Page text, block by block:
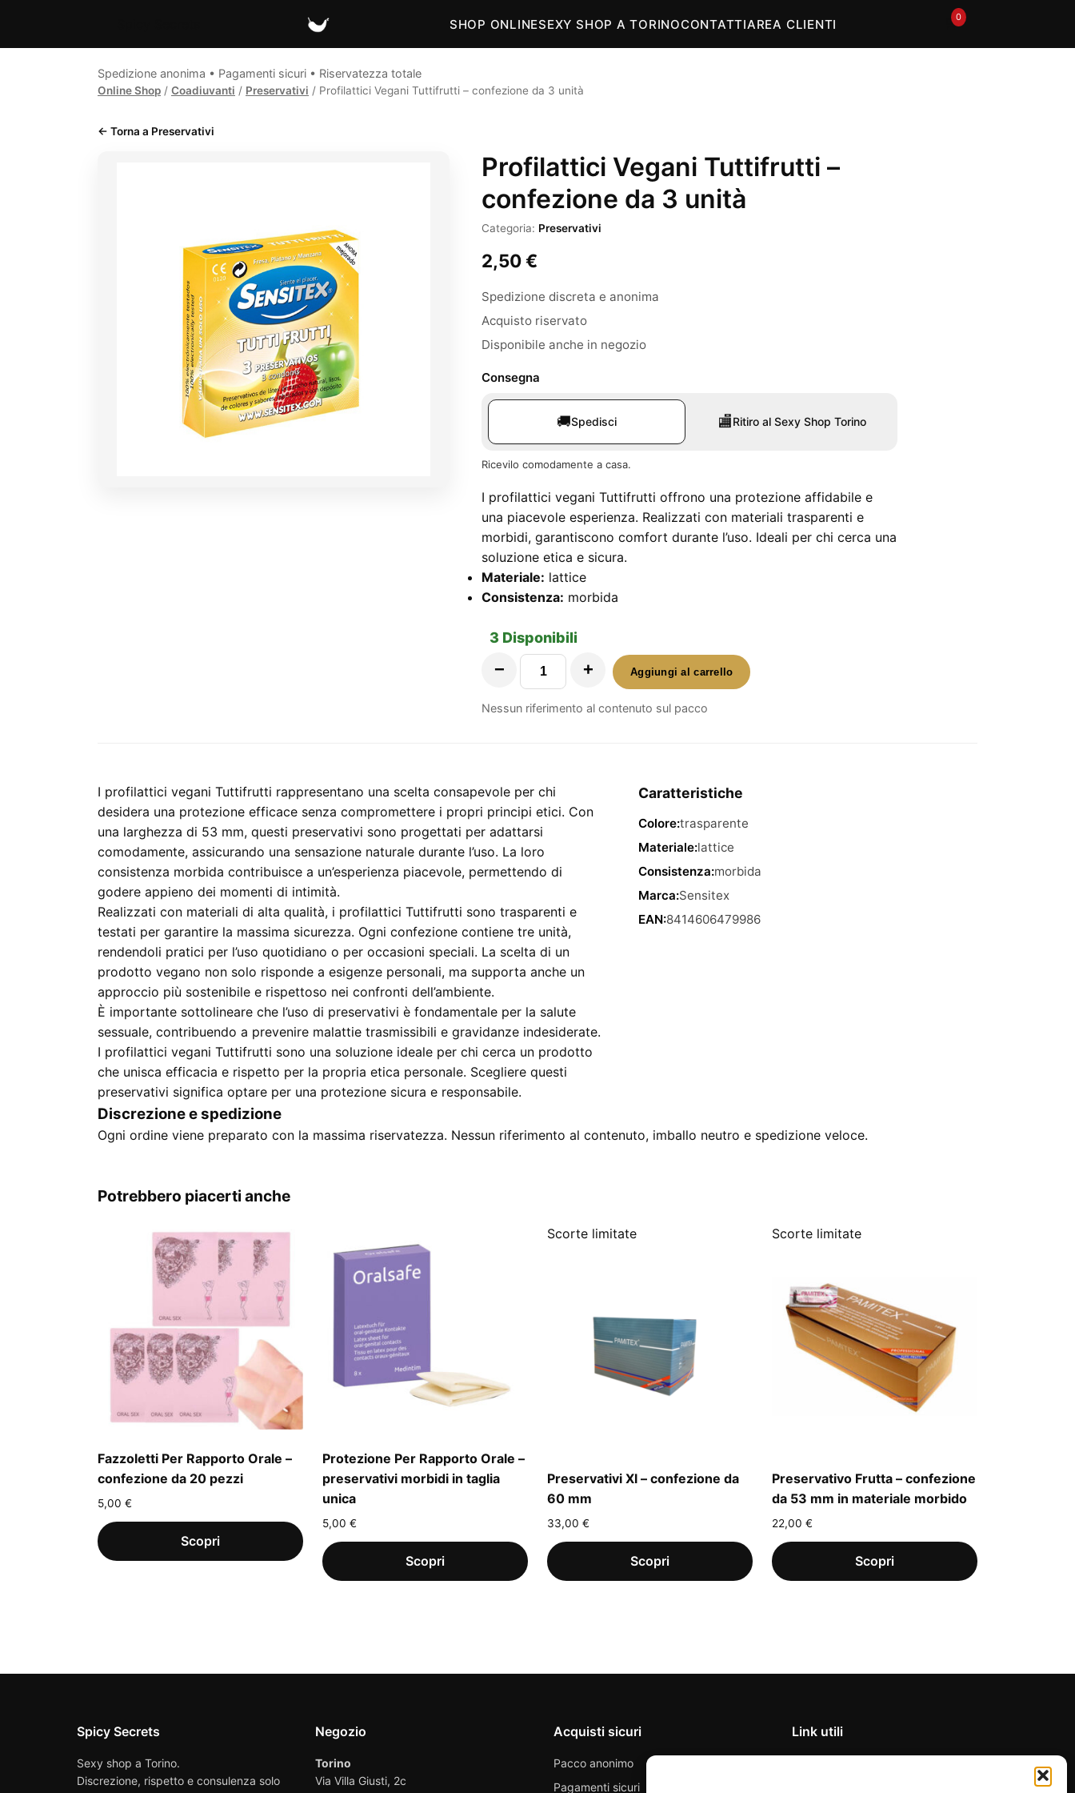
SHOP ONLINESEXY SHOP A TORINOCONTATTIAREA CLIENTI 🛒0
Spedizione anonima • Pagamenti sicuri • Riservatezza totale
Online Shop / Coadiuvanti / Preservativi / Profilattici Vegani Tuttifrutti – confezione da 3 unità
← Torna a Preservativi
Profilattici Vegani Tuttifrutti –
confezione da 3 unità
Categoria: Preservativi
2,50€
Spedizione discreta e anonima
Acquisto riservato
Disponibile anche in negozio
Consegna
🚚Spedisci 🏬Ritiro al Sexy Shop Torino
Ricevilo comodamente a casa.
I profilattici vegani Tuttifrutti offrono una protezione affidabile e
una piacevole esperienza. Realizzati con materiali trasparenti e
morbidi, garantiscono comfort durante l’uso. Ideali per chi cerca una
soluzione etica e sicura.
Materiale: lattice
Consistenza: morbida
3 Disponibili
−
Profilattici
Vegani
3
unità
quantità
+ Aggiungi al carrello
Nessun riferimento al contenuto sul pacco
I profilattici vegani Tuttifrutti rappresentano una scelta consapevole per chi
desidera una protezione efficace senza compromettere i propri principi etici. Con
una larghezza di 53 mm, questi preservativi sono progettati per adattarsi
comodamente, assicurando una sensazione naturale durante l’uso. La loro
consistenza morbida contribuisce a un’esperienza piacevole, permettendo di
godere appieno dei momenti di intimità.
Realizzati con materiali di alta qualità, i profilattici Tuttifrutti sono trasparenti e
testati per garantire la massima sicurezza. Ogni confezione contiene tre unità,
rendendoli pratici per l’uso quotidiano o per occasioni speciali. La scelta di un
prodotto vegano non solo risponde a esigenze personali, ma supporta anche un
approccio più sostenibile e rispettoso nei confronti dell’ambiente.
È importante sottolineare che l’uso di preservativi è fondamentale per la salute
sessuale, contribuendo a prevenire malattie trasmissibili e gravidanze indesiderate.
I profilattici vegani Tuttifrutti sono una soluzione ideale per chi cerca un prodotto
che unisca efficacia e rispetto per la propria etica personale. Scegliere questi
preservativi significa optare per una protezione sicura e responsabile.
Caratteristiche
Colore:trasparente
Materiale:lattice
Consistenza:morbida
Marca:Sensitex
EAN:8414606479986
Discrezione e spedizione
Ogni ordine viene preparato con la massima riservatezza. Nessun riferimento al contenuto, imballo neutro e spedizione veloce.
Potrebbero piacerti anche
Fazzoletti Per Rapporto Orale –
confezione da 20 pezzi
5,00 €
Protezione Per Rapporto Orale –
preservativi morbidi in taglia
unica
5,00 €
Scorte limitate
Preservativi Xl – confezione da
60 mm
33,00 €
Scorte limitate
Preservativo Frutta – confezione
da 53 mm in materiale morbido
22,00 €
Spicy Secrets
Sexy shop a Torino.
Discrezione, rispetto e consulenza solo
Negozio
Torino
Via Villa Giusti, 2c
Acquisti sicuri
Pacco anonimo
Pagamenti sicuri
Link utili